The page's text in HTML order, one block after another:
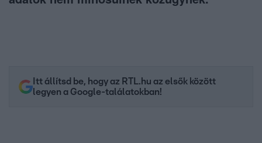
Itt állítsd be, hogy az RTL.hu az elsők között
legyen a Google-találatokban!